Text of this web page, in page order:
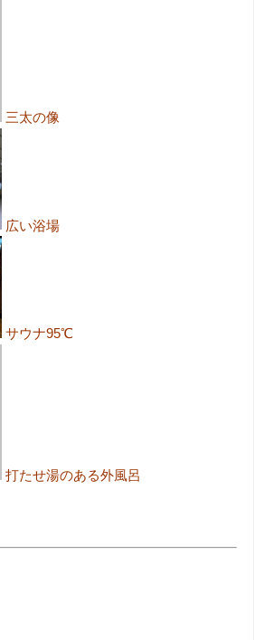
三太の像
広い浴場
サウナ95℃
打たせ湯のある外風呂